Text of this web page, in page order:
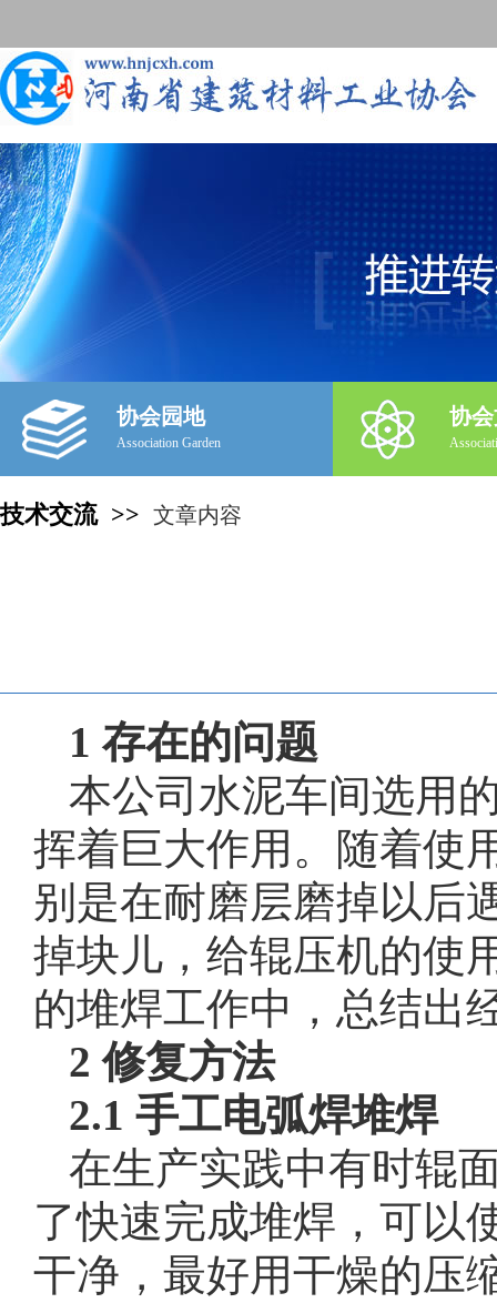
协会园地
Association Garden
协
技术交流 >> 文章内容
1 存在的问题
本公司水泥车间选用
挥着巨大作用。随着使
别是在耐磨层磨掉以后
掉块儿，给辊压机的使
的堆焊工作中，总结出
2 修复方法
2.1 手工电弧焊堆焊
在生产实践中有时辊
了快速完成堆焊，可以
干净，最好用干燥的压